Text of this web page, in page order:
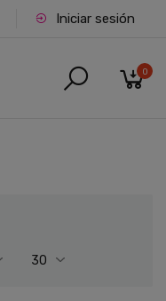
Iniciar sesión
0
30